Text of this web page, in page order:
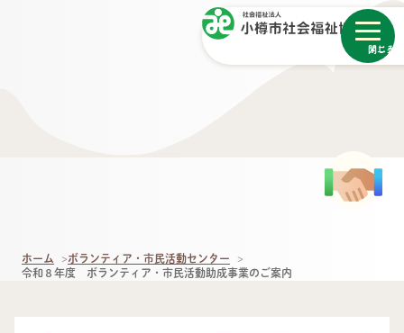
メニュー
閉じる
ホーム
ボランティア・市民活動センター
令和８年度 ボランティア・市民活動助成事業のご案内